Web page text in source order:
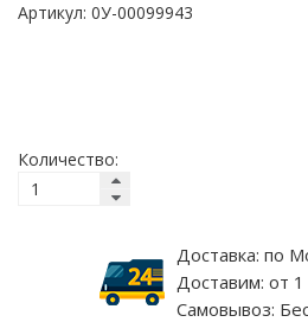
Артикул: 0У-00099943
Количество:
Доставка: по
Доставим: от
Самовывоз: